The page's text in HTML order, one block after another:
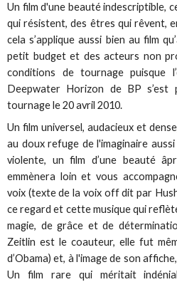
Un film d'une beauté indescriptible,
qui résistent, des êtres qui rêvent,
cela s’applique aussi bien au film
petit budget et des acteurs non
conditions de tournage puisque
Deepwater Horizon de BP
tournage le 20 avril 2010.
Un film universel, audacieux et
au doux refuge de l'imaginaire
violente, un film d’une beauté
emmènera loin et vous
voix (texte de la voix off dit par
ce regard et cette musique qui
magie, de grâce et de
Zeitlin est le coauteur, elle fut
d’Obama) et, à l'image de son
Un film rare qui méritait